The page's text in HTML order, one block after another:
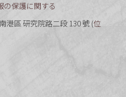
の保護に関する
港區 研究院路二段 130 號 (位